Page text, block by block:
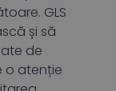
GLS
și să
de
o atenție